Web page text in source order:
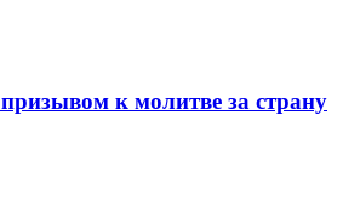
к молитве за страну